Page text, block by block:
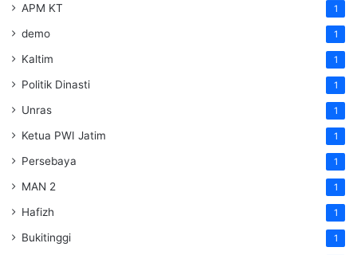
APM KT 1
demo 1
Kaltim 1
Politik Dinasti 1
Unras 1
Ketua PWI Jatim 1
Persebaya 1
MAN 2 1
Hafizh 1
Bukitinggi 1